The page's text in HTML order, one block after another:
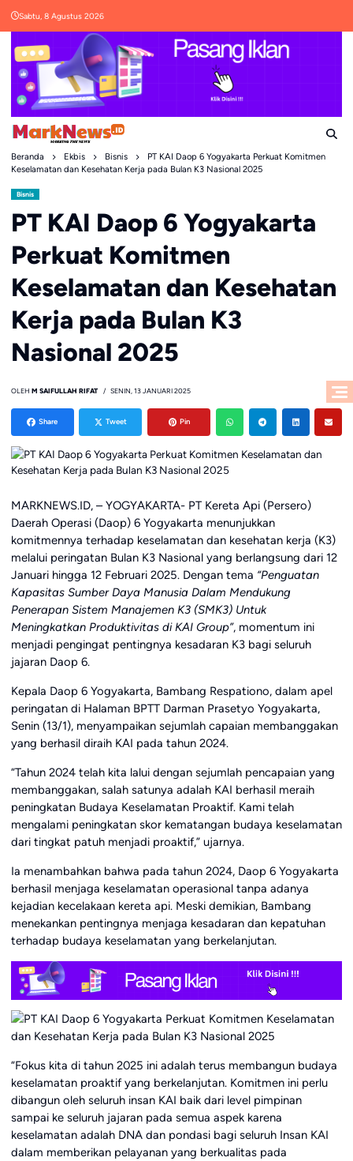
Sabtu, 8 Agustus 2026
Beranda Ekbis Bisnis
PT KAI Daop 6 Yogyakarta Perkuat Komitmen
Keselamatan dan Kesehatan Kerja pada Bulan K3 Nasional 2025
Bisnis
PT KAI Daop 6 Yogyakarta
Perkuat Komitmen
Keselamatan dan Kesehatan
Kerja pada Bulan K3
Nasional 2025
OLEH M SAIFULLAH RIFAT SENIN, 13 JANUARI 2025
Share Tweet Pin
MARKNEWS.ID, – YOGYAKARTA- PT Kereta Api (Persero)
Daerah Operasi (Daop) 6 Yogyakarta menunjukkan
komitmennya terhadap keselamatan dan kesehatan kerja (K3)
melalui peringatan Bulan K3 Nasional yang berlangsung dari 12
Januari hingga 12 Februari 2025. Dengan tema “Penguatan
Kapasitas Sumber Daya Manusia Dalam Mendukung
Penerapan Sistem Manajemen K3 (SMK3) Untuk
Meningkatkan Produktivitas di KAI Group”, momentum ini
menjadi pengingat pentingnya kesadaran K3 bagi seluruh
jajaran Daop 6.
Kepala Daop 6 Yogyakarta, Bambang Respationo, dalam apel
peringatan di Halaman BPTT Darman Prasetyo Yogyakarta,
Senin (13/1), menyampaikan sejumlah capaian membanggakan
yang berhasil diraih KAI pada tahun 2024.
“Tahun 2024 telah kita lalui dengan sejumlah pencapaian yang
membanggakan, salah satunya adalah KAI berhasil meraih
peningkatan Budaya Keselamatan Proaktif. Kami telah
mengalami peningkatan skor kematangan budaya keselamatan
dari tingkat patuh menjadi proaktif,” ujarnya.
Ia menambahkan bahwa pada tahun 2024, Daop 6 Yogyakarta
berhasil menjaga keselamatan operasional tanpa adanya
kejadian kecelakaan kereta api. Meski demikian, Bambang
menekankan pentingnya menjaga kesadaran dan kepatuhan
terhadap budaya keselamatan yang berkelanjutan.
“Fokus kita di tahun 2025 ini adalah terus membangun budaya
keselamatan proaktif yang berkelanjutan. Komitmen ini perlu
dibangun oleh seluruh insan KAI baik dari level pimpinan
sampai ke seluruh jajaran pada semua aspek karena
keselamatan adalah DNA dan pondasi bagi seluruh Insan KAI
dalam memberikan pelayanan yang berkualitas pada